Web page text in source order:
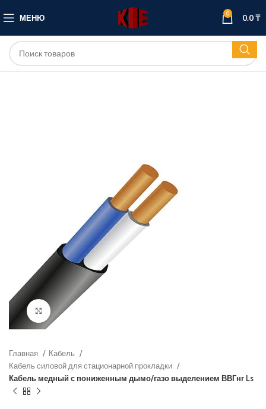
МЕНЮ 0 0.0₸
Нажмите, чтобы увеличить
Главная
Кабель
Кабель силовой для стационарной прокладки
Кабель медный с пониженным дымо/газо выделением ВВГнг Ls